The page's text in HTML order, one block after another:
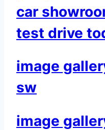
car
test drive
image
sw
image